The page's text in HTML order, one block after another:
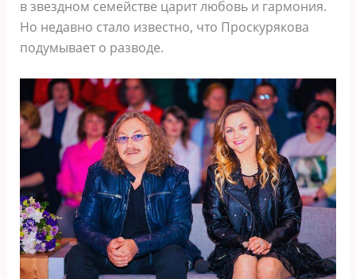
в звездном семействе царит любовь и гармония.
Но недавно стало известно, что Проскурякова
подумывает о разводе.